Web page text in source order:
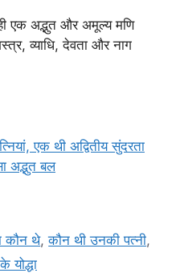
एक अद्भुत और अमूल्य मणि
व्याधि, देवता और नाग
एक थी अद्वितीय सुंदरता
अद्भुत बल
कौन थे,कौन थी उनकी पत्नी,
योद्धा